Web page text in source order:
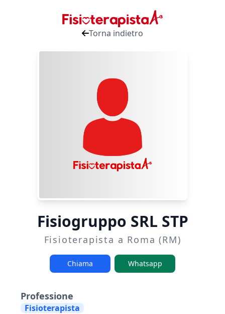
Torna indietro
Fisiogruppo SRL STP
Fisioterapista a Roma (RM)
Chiama Whatsapp
Professione
Fisioterapista